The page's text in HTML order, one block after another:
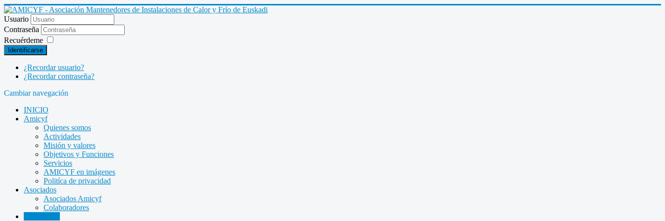
Usuario
Contraseña
Recuérdeme
Identificarse
¿Recordar usuario?
¿Recordar contraseña?
Cambiar navegación
INICIO
Amicyf
Quienes somos
Actividades
Misión y valores
Objetivos y Funciones
Servicios
AMICYF en imágenes
Politíca de privacidad
Asociados
Asociados Amicyf
Colaboradores